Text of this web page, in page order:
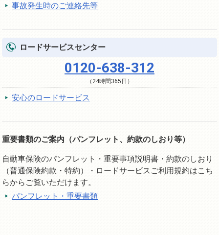
事故発生時のご連絡先等
ロードサービスセンター
0120-638-312
（24時間365日）
安心のロードサービス
重要書類のご案内（パンフレット、約款のしおり等）
自動車保険のパンフレット・重要事項説明書・約款のしおり
（普通保険約款・特約）・ロードサービスご利用規約はこち
らからご覧いただけます。
パンフレット・重要書類